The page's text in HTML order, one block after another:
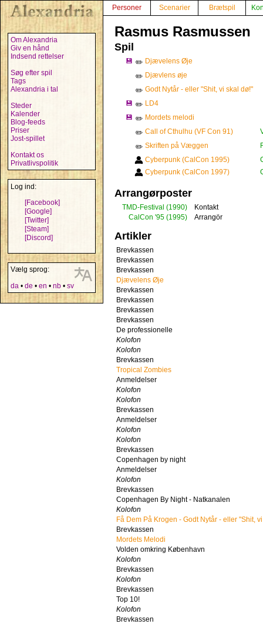
Om Alexandria
Giv en hånd
Indsend rettelser
Søg efter spil
Tags
Alexandria i tal
Steder
Kalender
Blog-feeds
Priser
Jost-spillet
Kontakt os
Privatlivspolitik
Log ind:
[Facebook]
[Google]
[Twitter]
[Steam]
[Discord]
Vælg sprog:
da • de • en • nb • sv
Personer Scenarier Brætspil
Rasmus Rasmussen
Spil
💾 ✏️ Djævelens Øje
✏️ Djævlens øje
✏️ Godt Nytår - eller "Shit, vi skal dø!"
💾 ✏️ LD4
💾 ✏️ Mordets melodi
✏️ Call of Cthulhu (VF Con 91)
✏️ Skriften på Væggen
Cyberpunk (CalCon 1995)
Cyberpunk (CalCon 1997)
Arrangørposter
TMD-Festival (1990)
Kontakt
CalCon '95 (1995) Arrangör
Artikler
Brevkassen
Brevkassen
Brevkassen
Djævelens Øje
Brevkassen
Brevkassen
Brevkassen
Brevkassen
De professionelle
Kolofon
Kolofon
Brevkassen
Tropical Zombies
Anmeldelser
Kolofon
Kolofon
Brevkassen
Anmeldelser
Kolofon
Kolofon
Brevkassen
Copenhagen by night
Anmeldelser
Kolofon
Brevkassen
Copenhagen By Night - Natkanalen
Kolofon
Få Dem På Krogen - Godt Nytår - eller "Shit,
Brevkassen
Mordets Melodi
Volden omkring København
Kolofon
Brevkassen
Kolofon
Brevkassen
Top 10!
Kolofon
Brevkassen